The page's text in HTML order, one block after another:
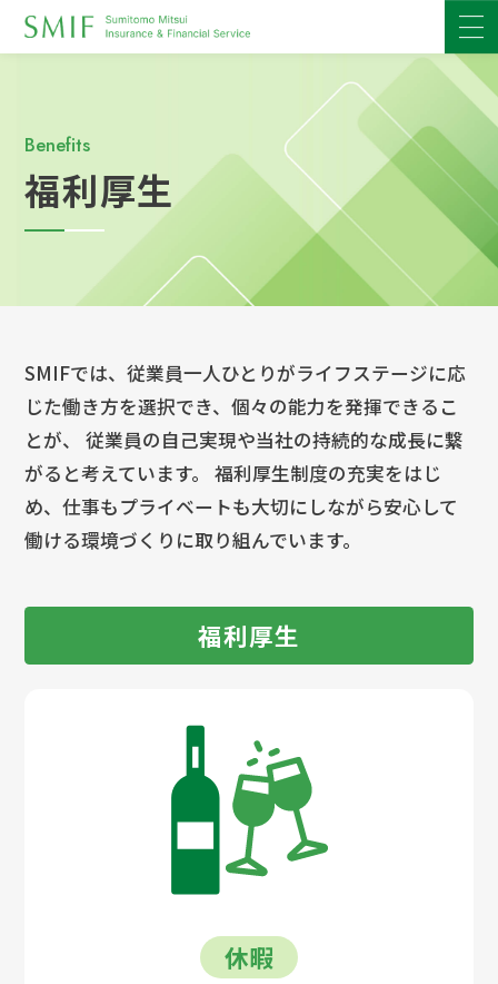
Benefits
福利厚生
SMIFでは、従業員一人ひとりがライフステージに応
じた働き方を選択でき、個々の能力を発揮できるこ
とが、 従業員の自己実現や当社の持続的な成長に繋
がると考えています。 福利厚生制度の充実をはじ
め、仕事もプライベートも大切にしながら安心して
働ける環境づくりに取り組んでいます。
福利厚生
休暇